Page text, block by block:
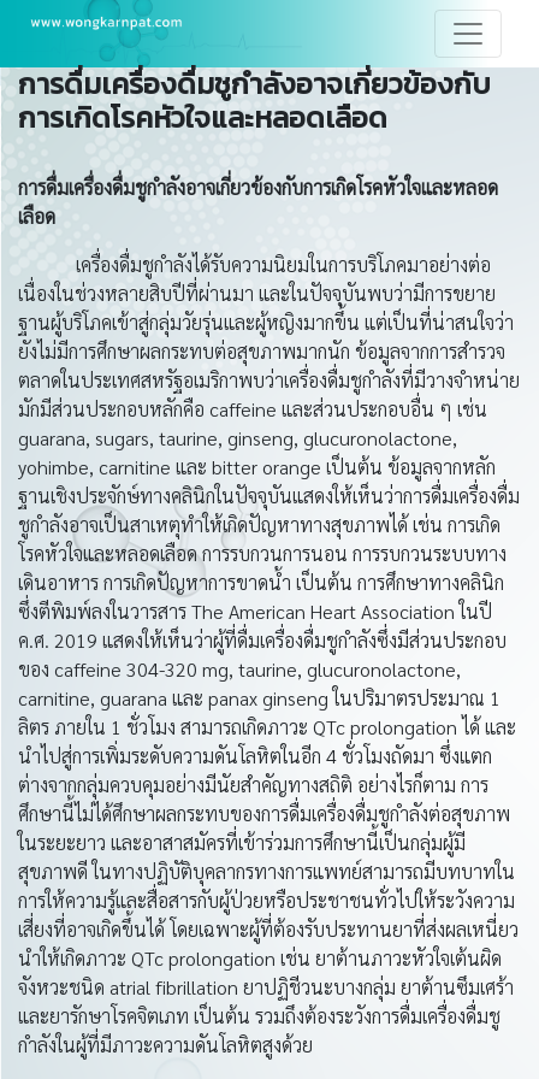
การดื่มเครื่องดื่มชูกำลังอาจเกี่ยวข้องกับ
การเกิดโรคหัวใจและหลอดเลือด
การดื่มเครื่องดื่มชูกำลังอาจเกี่ยวข้องกับการเกิดโรคหัวใจและหลอด
เลือด
เครื่องดื่มชูกำลังได้รับความนิยมในการบริโภคมาอย่างต่อ
เนื่องในช่วงหลายสิบปีที่ผ่านมา และในปัจจุบันพบว่ามีการขยาย
ฐานผู้บริโภคเข้าสู่กลุ่มวัยรุ่นและผู้หญิงมากขึ้น แต่เป็นที่น่าสนใจว่า
ยังไม่มีการศึกษาผลกระทบต่อสุขภาพมากนัก ข้อมูลจากการสำรวจ
ตลาดในประเทศสหรัฐอเมริกาพบว่าเครื่องดื่มชูกำลังที่มีวางจำหน่าย
มักมีส่วนประกอบหลักคือ caffeine และส่วนประกอบอื่น ๆ เช่น
guarana, sugars, taurine, ginseng, glucuronolactone,
yohimbe, carnitine และ bitter orange เป็นต้น ข้อมูลจากหลัก
ฐานเชิงประจักษ์ทางคลินิกในปัจจุบันแสดงให้เห็นว่าการดื่มเครื่องดื่ม
ชูกำลังอาจเป็นสาเหตุทำให้เกิดปัญหาทางสุขภาพได้ เช่น การเกิด
โรคหัวใจและหลอดเลือด การรบกวนการนอน การรบกวนระบบทาง
เดินอาหาร การเกิดปัญหาการขาดน้ำ เป็นต้น การศึกษาทางคลินิก
ซึ่งตีพิมพ์ลงในวารสาร The American Heart Association ในปี
ค.ศ. 2019 แสดงให้เห็นว่าผู้ที่ดื่มเครื่องดื่มชูกำลังซึ่งมีส่วนประกอบ
ของ caffeine 304-320 mg, taurine, glucuronolactone,
carnitine, guarana และ panax ginseng ในปริมาตรประมาณ 1
ลิตร ภายใน 1 ชั่วโมง สามารถเกิดภาวะ QTc prolongation ได้ และ
นำไปสู่การเพิ่มระดับความดันโลหิตในอีก 4 ชั่วโมงถัดมา ซึ่งแตก
ต่างจากกลุ่มควบคุมอย่างมีนัยสำคัญทางสถิติ อย่างไรก็ตาม การ
ศึกษานี้ไม่ได้ศึกษาผลกระทบของการดื่มเครื่องดื่มชูกำลังต่อสุขภาพ
ในระยะยาว และอาสาสมัครที่เข้าร่วมการศึกษานี้เป็นกลุ่มผู้มี
สุขภาพดี ในทางปฏิบัติบุคลากรทางการแพทย์สามารถมีบทบาทใน
การให้ความรู้และสื่อสารกับผู้ป่วยหรือประชาชนทั่วไปให้ระวังความ
เสี่ยงที่อาจเกิดขึ้นได้ โดยเฉพาะผู้ที่ต้องรับประทานยาที่ส่งผลเหนี่ยว
นำให้เกิดภาวะ QTc prolongation เช่น ยาต้านภาวะหัวใจเต้นผิด
จังหวะชนิด atrial fibrillation ยาปฏิชีวนะบางกลุ่ม ยาต้านซึมเศร้า
และยารักษาโรคจิตเภท เป็นต้น รวมถึงต้องระวังการดื่มเครื่องดื่มชู
กำลังในผู้ที่มีภาวะความดันโลหิตสูงด้วย